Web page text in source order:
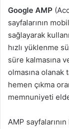
Google AMP
sayfalarının
sağlayarak
hızlı yüklenme
süre kalmasına
olmasına olanak
hemen çıkma
memnuniyeti
AMP